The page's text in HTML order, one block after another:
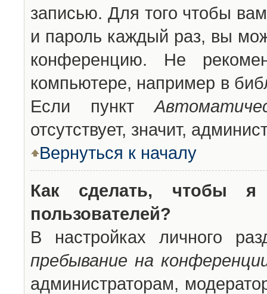
записью. Для того чтобы
и пароль каждый раз, вы
конференцию. Не
компьютере, например в
Если пункт
отсутствует, значит,
Вернуться к началу
Как сделать, чтобы
пользователей?
В настройках личного
пребывание на
администраторам,